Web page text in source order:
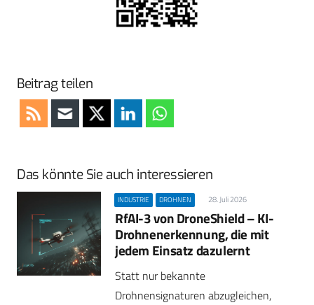
Beitrag teilen
Das könnte Sie auch interessieren
INDUSTRIE DROHNEN 28. Juli 2026
RfAI-3 von DroneShield – KI-
Drohnenerkennung, die mit
jedem Einsatz dazulernt
Statt nur bekannte
Drohnensignaturen abzugleichen,